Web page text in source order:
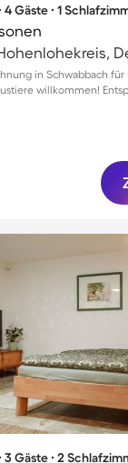
4 Gäste ∙ 1
in Schwabbach für
willkommen!
3 Gäste ∙ 2